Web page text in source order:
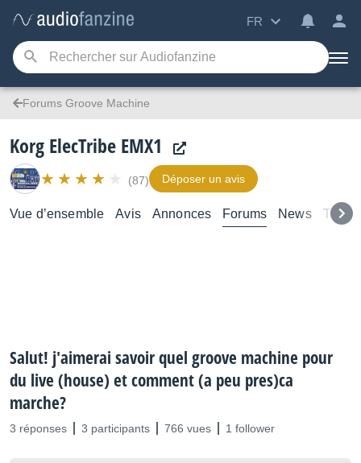
FR
Forums Groove Machine
Korg ElecTribe EMX1
(87) Déposer un avis
Vue d’ensemble Avis Annonces Forums News Test
Salut! j'aimerai savoir quel groove machine pour
du live (house) et comment (a peu pres)ca
marche?
3 réponses 3 participants 766 vues 1 follower